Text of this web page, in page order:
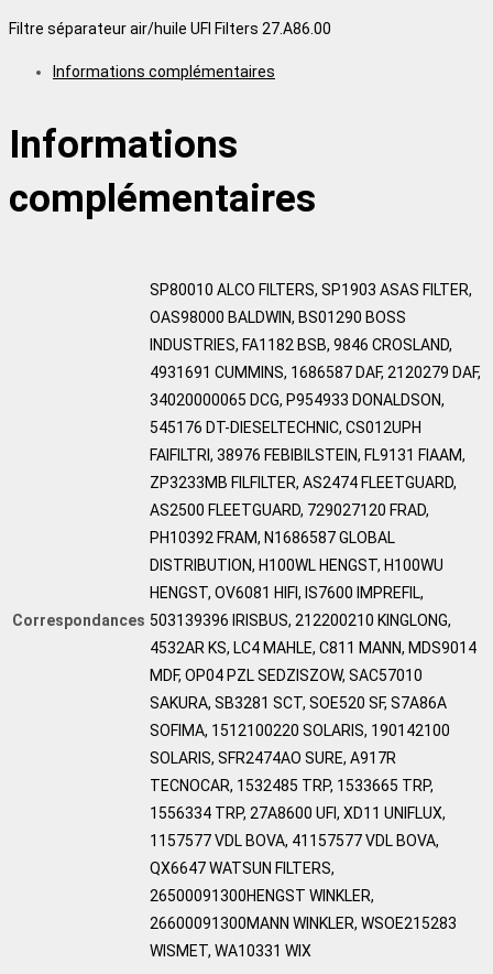
Filtre séparateur air/huile UFI Filters 27.A86.00
Informations complémentaires
Informations
complémentaires
Correspondances
SP80010 ALCO FILTERS, SP1903 ASAS FILTER,
OAS98000 BALDWIN, BS01290 BOSS
INDUSTRIES, FA1182 BSB, 9846 CROSLAND,
4931691 CUMMINS, 1686587 DAF, 2120279 DAF,
34020000065 DCG, P954933 DONALDSON,
545176 DT-DIESELTECHNIC, CS012UPH
FAIFILTRI, 38976 FEBIBILSTEIN, FL9131 FIAAM,
ZP3233MB FILFILTER, AS2474 FLEETGUARD,
AS2500 FLEETGUARD, 729027120 FRAD,
PH10392 FRAM, N1686587 GLOBAL
DISTRIBUTION, H100WL HENGST, H100WU
HENGST, OV6081 HIFI, IS7600 IMPREFIL,
503139396 IRISBUS, 212200210 KINGLONG,
4532AR KS, LC4 MAHLE, C811 MANN, MDS9014
MDF, OP04 PZL SEDZISZOW, SAC57010
SAKURA, SB3281 SCT, SOE520 SF, S7A86A
SOFIMA, 1512100220 SOLARIS, 190142100
SOLARIS, SFR2474AO SURE, A917R
TECNOCAR, 1532485 TRP, 1533665 TRP,
1556334 TRP, 27A8600 UFI, XD11 UNIFLUX,
1157577 VDL BOVA, 41157577 VDL BOVA,
QX6647 WATSUN FILTERS,
26500091300HENGST WINKLER,
26600091300MANN WINKLER, WSOE215283
WISMET, WA10331 WIX